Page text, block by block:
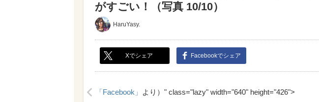
がすごい！（写真 10/10）
HaruYasy.
Xでシェア Facebookでシェア
「Facebook」 より）" class="lazy" width="640" height="426">